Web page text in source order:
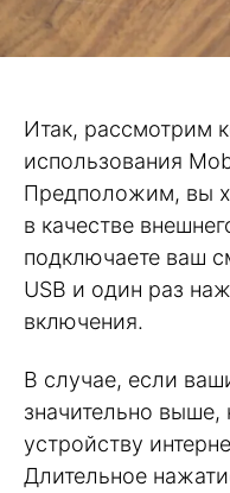
Итак, рассмотрим
использования
Предположим, вы
в качестве
подключаете ваш
USB и один раз
включения.
В случае, если
значительно
устройству
Длительное